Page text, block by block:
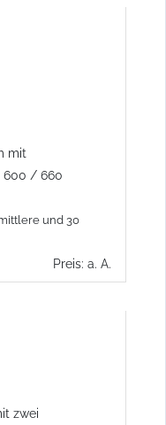
mit
600 / 660
und 30
Preis: a. A.
zwei